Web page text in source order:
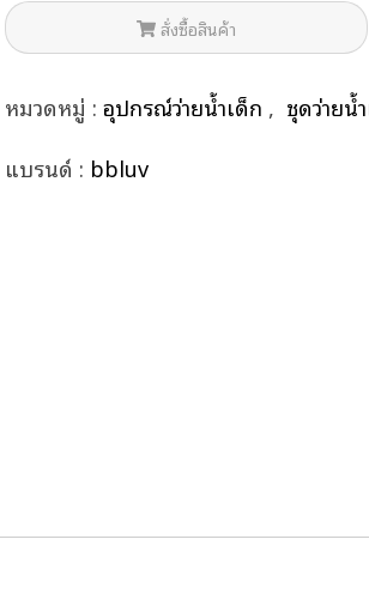
สั่งซื้อสินค้า
หมวดหมู่ : อุปกรณ์ว่ายน้ำเด็ก , ชุดว่ายน้
แบรนด์ : bbluv